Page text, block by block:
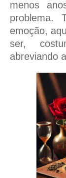
menos
problema.
emoção,
ser,
abreviando